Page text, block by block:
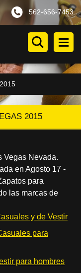
562-656-7453
2015
Vegas Nevada.
en Agosto 17 -
para
las marcas de
y de Vestir
para
para hombres